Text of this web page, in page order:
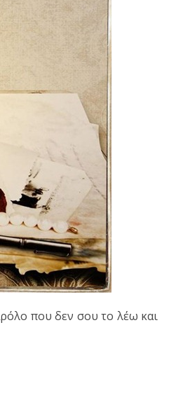
που δεν σου το λέω και